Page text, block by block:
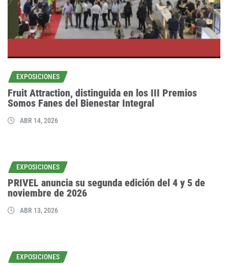
EXPOSICIONES
Fruit Attraction, distinguida en los III Premios
Somos Fanes del Bienestar Integral
ABR 14, 2026
EXPOSICIONES
PRIVEL anuncia su segunda edición del 4 y 5 de
noviembre de 2026
ABR 13, 2026
EXPOSICIONES